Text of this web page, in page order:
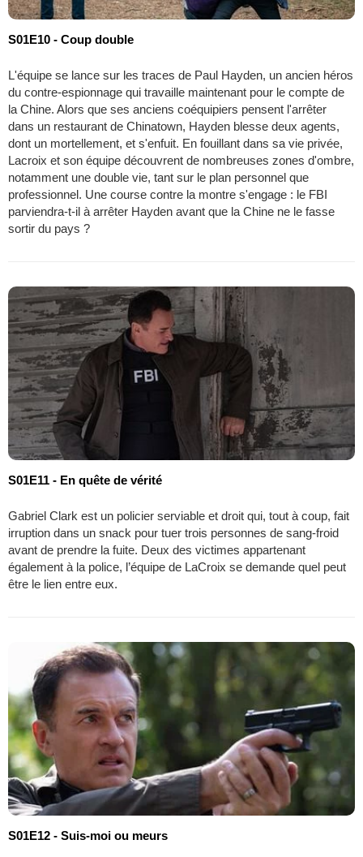
S01E10 - Coup double
L'équipe se lance sur les traces de Paul Hayden, un ancien héros
du contre-espionnage qui travaille maintenant pour le compte de
la Chine. Alors que ses anciens coéquipiers pensent l'arrêter
dans un restaurant de Chinatown, Hayden blesse deux agents,
dont un mortellement, et s'enfuit. En fouillant dans sa vie privée,
Lacroix et son équipe découvrent de nombreuses zones d'ombre,
notamment une double vie, tant sur le plan personnel que
professionnel. Une course contre la montre s'engage : le FBI
parviendra-t-il à arrêter Hayden avant que la Chine ne le fasse
sortir du pays ?
S01E11 - En quête de vérité
Gabriel Clark est un policier serviable et droit qui, tout à coup, fait
irruption dans un snack pour tuer trois personnes de sang-froid
avant de prendre la fuite. Deux des victimes appartenant
également à la police, l’équipe de LaCroix se demande quel peut
être le lien entre eux.
S01E12 - Suis-moi ou meurs